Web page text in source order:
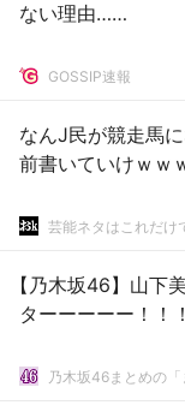
ない理由……
GOSSIP速報
なんJ民が競走馬
前書いていけｗｗ
芸能ネタはこれだけ
【乃木坂46】山下
ターーーーー！！！
乃木坂46まとめの「